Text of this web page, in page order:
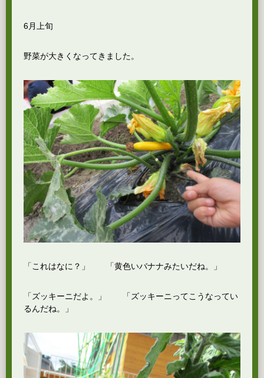
6月上旬
野菜が大きくなってきました。
「これはなに？」 「黄色いバナナみたいだね。」
「ズッキーニだよ。」 「ズッキーニってこうなってい
るんだね。」